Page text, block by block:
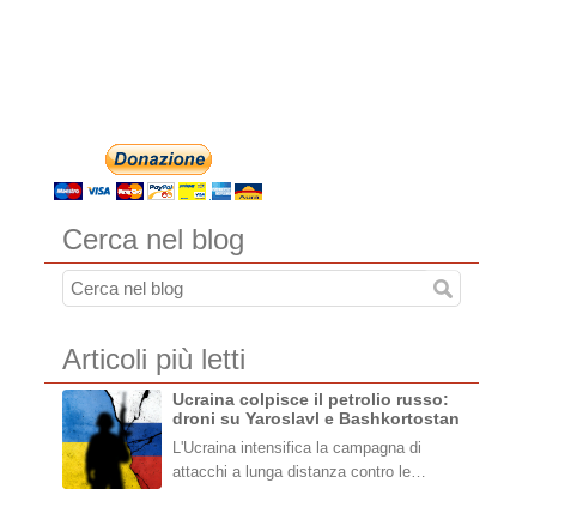
Cerca nel blog
Articoli più letti
Ucraina colpisce il petrolio russo:
droni su Yaroslavl e Bashkortostan
L'Ucraina intensifica la campagna di
attacchi a lunga distanza contro le…